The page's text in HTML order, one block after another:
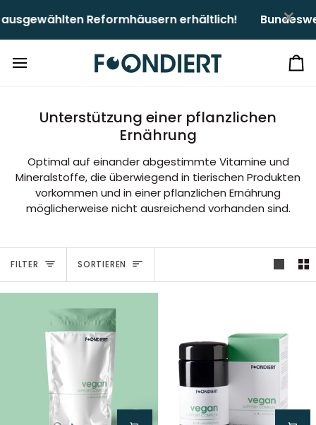
zum
Inhalt
Reformhäusern erhältlich!ㅤㅤ
Unterstützung einer pflanzlichen
Ernährung
Optimal auf einander abgestimmte Vitamine und
Mineralstoffe, die überwiegend in tierischen Produkten
vorkommen und in einer pflanzlichen Ernährung
möglicherweise nicht ausreichend vorhanden sind.
FILTER Sortieren
SORTIEREN
×